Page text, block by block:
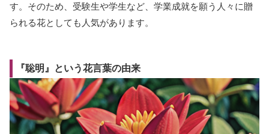
す。そのため、受験生や学生など、学業成就を願う人々に贈
られる花としても人気があります。
『聡明』という花言葉の由来